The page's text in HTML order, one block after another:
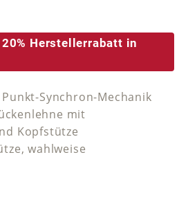
von 5 von 5 Sternen
Herstellerrabatt in
Synchron-Mechanik
mit
Kopfstütze
wahlweise